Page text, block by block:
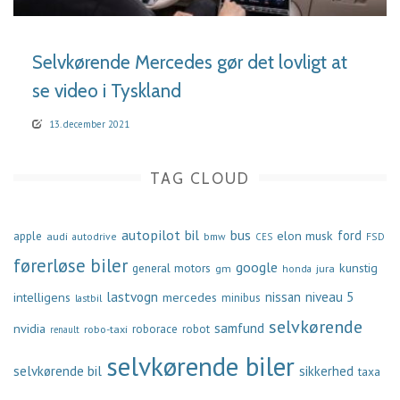
Selvkørende Mercedes gør det lovligt at
se video i Tyskland
13. december 2021
TAG CLOUD
apple audi autodrive autopilot bil bmw bus CES elon musk ford FSD
førerløse biler general motors gm google honda jura kunstig
intelligens lastbil lastvogn mercedes minibus nissan niveau 5
nvidia renault robo-taxi roborace robot samfund selvkørende
selvkørende bil selvkørende biler sikkerhed taxa